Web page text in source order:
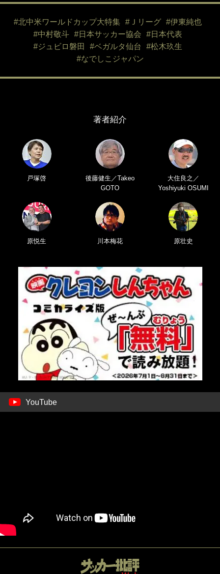
#北中米ワールドカップ大特集 #Ｊリーグ
#伊東純也
#中村敬斗
#日本サッカー協会
#日本代表
#ジュビロ磐田
#ベガルタ仙台
#松木玖生
#なでしこジャパン
著者紹介
戸塚啓
後藤健生／Takeo
GOTO
大住良之／
Yoshiyuki OSUMI
原悦生 川本梅花 原壮史
YouTube